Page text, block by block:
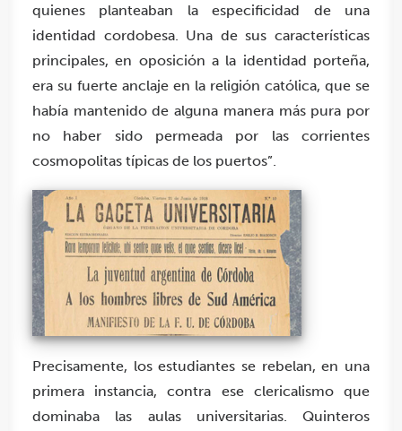
quienes planteaban la especificidad de una
identidad cordobesa. Una de sus características
principales, en oposición a la identidad porteña,
era su fuerte anclaje en la religión católica, que se
había mantenido de alguna manera más pura por
no haber sido permeada por las corrientes
cosmopolitas típicas de los puertos”.
Precisamente, los estudiantes se rebelan, en una
primera instancia, contra ese clericalismo que
dominaba las aulas universitarias. Quinteros